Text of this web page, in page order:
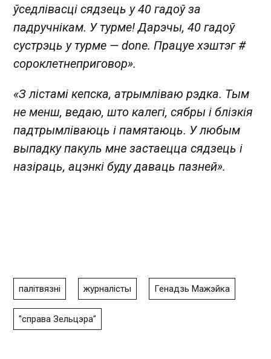
ўседлівасці сядзець у 40 гадоў за
падручнікам. У турме! Дарэчы, 40 гадоў
сустрэць у турме — done. Працуе хэштэг #
сороклетнеприговор».
«З лістамі кепска, атрымліваю рэдка. Тым
не менш, ведаю, што калегі, сябры і блізкія
падтрымліваюць і памятаюць. У любым
выпадку пакуль мне застаецца сядзець і
назіраць, ацэнкі буду даваць пазней».
палітвязні журналісты Генадзь Мажэйка
"справа Зельцэра"